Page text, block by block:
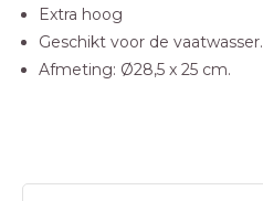
Extra hoog
Geschikt voor de vaatwasser.
Afmeting: Ø28,5 x 25 cm.